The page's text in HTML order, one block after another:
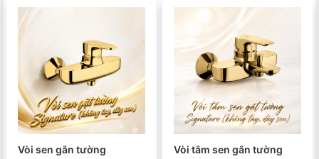
Vòi sen gắn tường
Vòi tắm sen gắn tường